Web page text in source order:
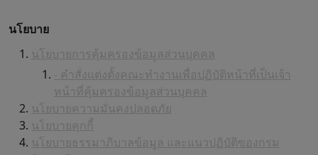
นโยบาย
นโยบายการคุ้มครองข้อมูลส่วนบุคคล
- คำสั่งแต่งตั้งคณะทำงานเพื่อปฏิบัติหน้าที่เป็นเจ้า
หน้าที่คุ้มครองข้อมูลส่วนบุคคล
นโยบายความมั่นคงปลอดภัย
นโยบายคุกกี้
นโยบายธรรมาภิบาลข้อมูล และแนวปฏิบัติของกรม